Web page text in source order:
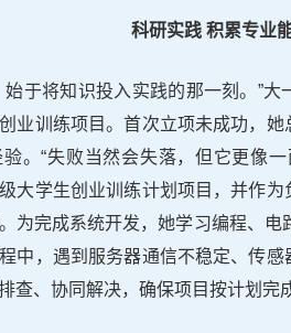
科研实践 积累专业
始于将知识投入实践的那一刻。”大
业训练项目。首次立项未成功，
。“失败当然会失落，但它更像
大学生创业训练计划项目，并作
为完成系统开发，她学习编程、电
中，遇到服务器通信不稳定、传
查、协同解决，确保项目按计划完